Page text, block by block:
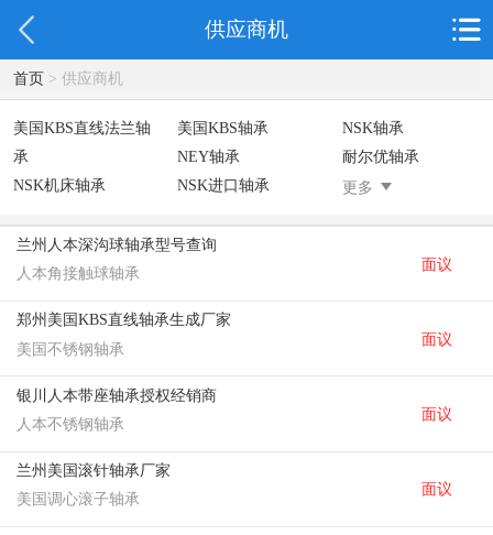
供应商机
首页> 供应商机
美国KBS直线法兰轴
承
美国KBS轴承
NSK轴承
NEY轴承
耐尔优轴承
NSK机床轴承
NSK进口轴承
德国INA轴
SKF轴承
德国FAG进口轴承
德国INA进口轴承
台湾上银HIWIN滑
块导轨
不锈钢轴承
进口轴承
美国KBS直线轴承
日本THK
承
更多
兰州人本深沟球轴承型号查询
人本角接触球轴承
面议
郑州美国KBS直线轴承生成厂家
美国不锈钢轴承
面议
银川人本带座轴承授权经销商
人本不锈钢轴承
面议
兰州美国滚针轴承厂家
美国调心滚子轴承
面议